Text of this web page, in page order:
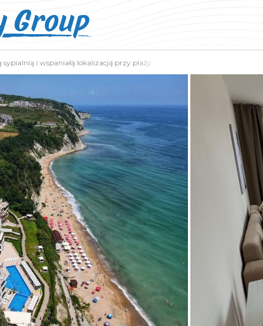
i wspaniałą lokalizacją przy plaży